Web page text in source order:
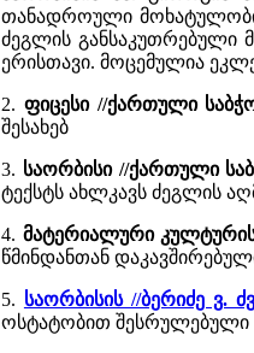
თანადროული
ძეგლის განსაკუთრებული
ერისთავი. მოცემულია
2. ფიცესი //ქართული
შესახებ
3. საორბისი //ქართული
ტექსტს ახლკავს ძეგლის
4. მატერიალური
წმინდანთან
5. საორბისის //ბერიძე ვ.
ოსტატობით შესრულებული